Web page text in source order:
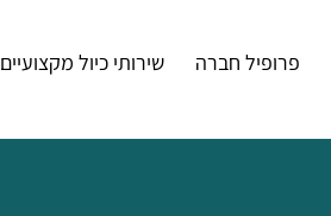
פרופיל חברה שירותי כיול מקצועיים